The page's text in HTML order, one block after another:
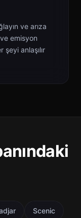
ve arıza
emisyon
şeyi anlaşılır
Scenic